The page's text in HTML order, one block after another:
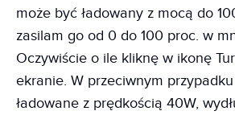
może być ładowany z mocą do
zasilam go od 0 do 100 proc. w
Oczywiście o ile kliknę w ikonę
ekranie. W przeciwnym
ładowane z prędkością 40W,